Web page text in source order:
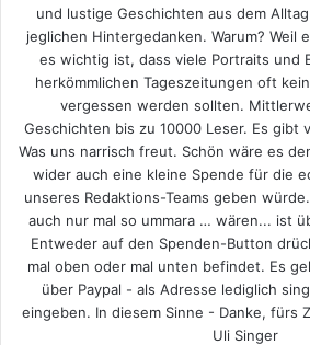
und lustige Geschichten aus dem
jeglichen Hintergedanken. Warum? Weil
es wichtig ist, dass viele Portraits und
herkömmlichen Tageszeitungen oft
vergessen werden sollten.
Geschichten bis zu 10000 Leser. Es gibt
Was uns narrisch freut. Schön wäre es
wider auch eine kleine Spende für die
unseres Redaktions-Teams geben
auch nur mal so ummara … wären... ist
Entweder auf den Spenden-Button
mal oben oder mal unten befindet. Es
über Paypal - als Adresse lediglich
eingeben. In diesem Sinne - Danke, fürs
Uli Singer